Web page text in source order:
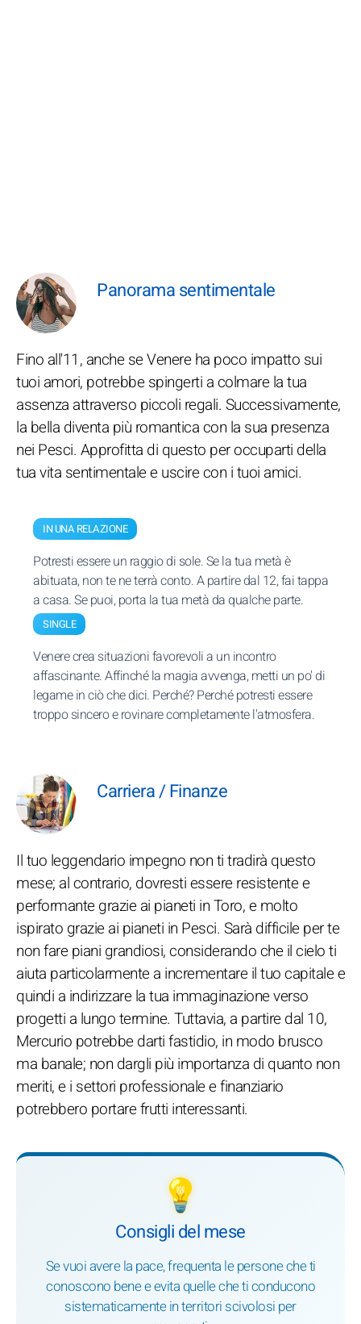
Panorama sentimentale
Fino all'11, anche se Venere ha poco impatto sui
tuoi amori, potrebbe spingerti a colmare la tua
assenza attraverso piccoli regali. Successivamente,
la bella diventa più romantica con la sua presenza
nei Pesci. Approfitta di questo per occuparti della
tua vita sentimentale e uscire con i tuoi amici.
IN UNA RELAZIONE
Potresti essere un raggio di sole. Se la tua metà è
abituata, non te ne terrà conto. A partire dal 12, fai tappa
a casa. Se puoi, porta la tua metà da qualche parte.
SINGLE
Venere crea situazioni favorevoli a un incontro
affascinante. Affinché la magia avvenga, metti un po' di
legame in ciò che dici. Perché? Perché potresti essere
troppo sincero e rovinare completamente l'atmosfera.
Carriera / Finanze
Il tuo leggendario impegno non ti tradirà questo
mese; al contrario, dovresti essere resistente e
performante grazie ai pianeti in Toro, e molto
ispirato grazie ai pianeti in Pesci. Sarà difficile per te
non fare piani grandiosi, considerando che il cielo ti
aiuta particolarmente a incrementare il tuo capitale e
quindi a indirizzare la tua immaginazione verso
progetti a lungo termine. Tuttavia, a partire dal 10,
Mercurio potrebbe darti fastidio, in modo brusco
ma banale; non dargli più importanza di quanto non
meriti, e i settori professionale e finanziario
potrebbero portare frutti interessanti.
💡
Consigli del mese
Se vuoi avere la pace, frequenta le persone che ti
conoscono bene e evita quelle che ti conducono
sistematicamente in territori scivolosi per